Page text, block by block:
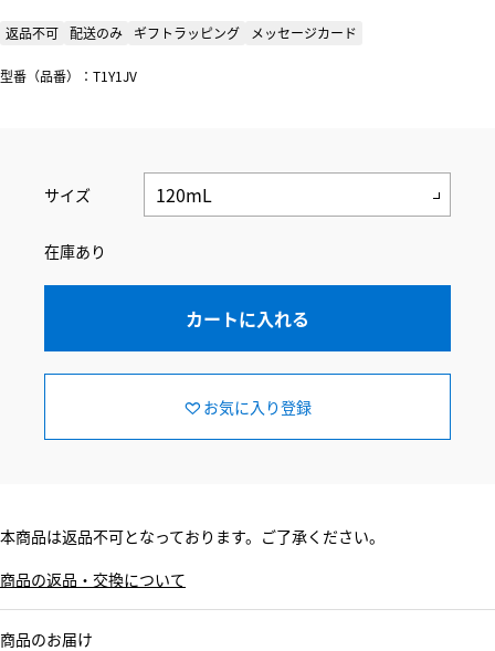
返品不可 配送のみ ギフトラッピング メッセージカード
型番（品番）：T1Y1JV
サイズ
在庫あり
カートに入れる
お気に入り登録
本商品は返品不可となっております。ご了承ください。
商品の返品・交換について
商品のお届け